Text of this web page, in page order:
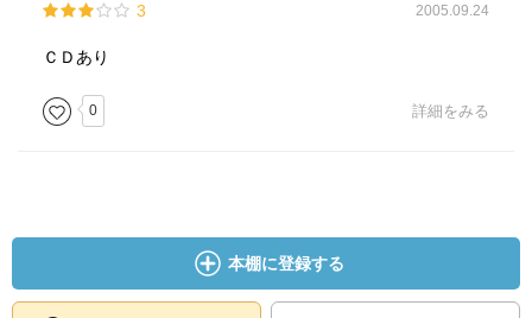
3 2005.09.24
ＣＤあり
0 詳細をみる
本棚に登録する